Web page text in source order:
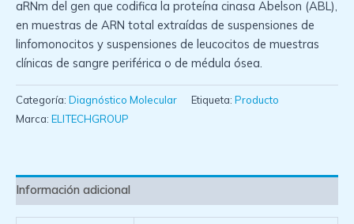
aRNm del gen que codifica la proteína cinasa Abelson (ABL),
en muestras de ARN total extraídas de suspensiones de
linfomonocitos y suspensiones de leucocitos de muestras
clínicas de sangre periférica o de médula ósea.
Categoría: Diagnóstico Molecular Etiqueta: Producto
Marca: ELITECHGROUP
Información adicional